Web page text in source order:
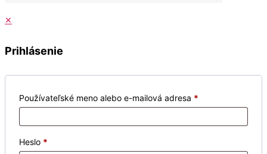
✕
Prihlásenie
Používateľské meno alebo e-mailová adresa *
Heslo *